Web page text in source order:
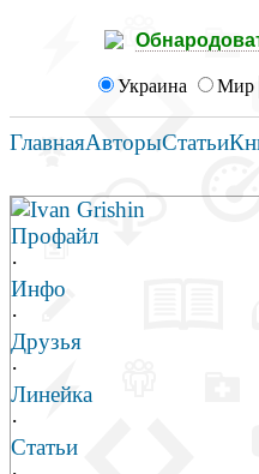
Украина Мир
ГлавнаяАвторыСтатьи
Ivan Grishin
Профайл
·
Инфо
·
Друзья
·
Линейка
·
Статьи